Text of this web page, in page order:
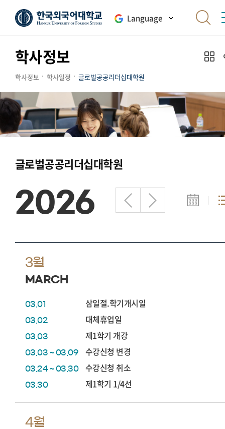
Language
학사정보
학사정보 학사일정 글로벌공공리더십대학원
글로벌공공리더십대학원
2026
3월
MARCH
03.01 삼일절.학기개시일
03.02 대체휴업일
03.03 제1학기 개강
03.03 ~ 03.09 수강신청 변경
03.24 ~ 03.30 수강신청 취소
03.30 제1학기 1/4선
4월